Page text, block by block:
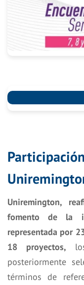
Uniremington,
fomento de la
representada por
18 proyectos,
posteriormente
términos de